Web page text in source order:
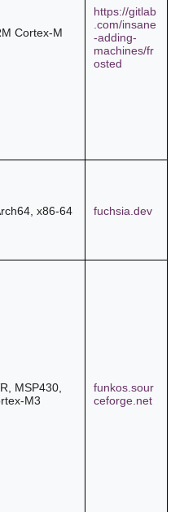
Cortex-M
https://gitlab
.com/insane
-adding-
machines/fr
osted
x86-64 fuchsia.dev
MSP430,
M3
funkos.sour
ceforge.net